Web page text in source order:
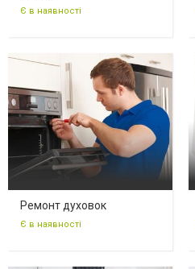
Є в наявності
Ремонт духовок
Є в наявності